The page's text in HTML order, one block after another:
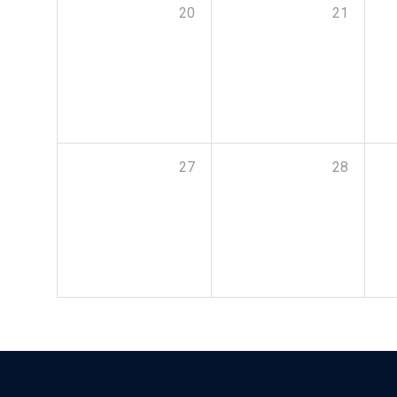
20 21
27 28